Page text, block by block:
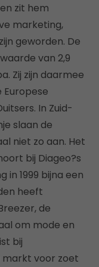
zit hem
marketing,
geworden. De
van 2,9
Zij zijn daarmee
In Zuid-
slaan de
niet zo aan. Het
bij Diageo?s
in 1999 bijna een
heeft
de
om mode en
bij
markt voor zoet